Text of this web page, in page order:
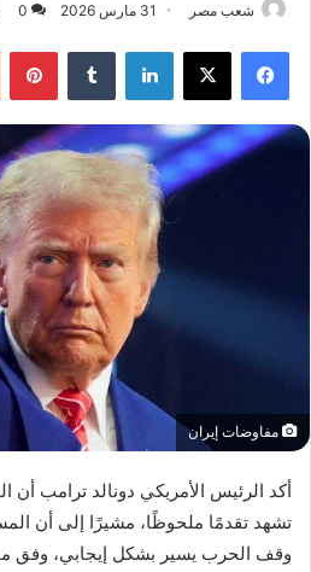
شعب مصر 31 مارس 2026 0
فيسبوك ‫X لينكدإن
مفاوضات إيران
أكد الرئيس الأمريكي دونالد ترامب أن
تشهد تقدمًا ملحوظًا، مشيرًا إلى أن
وقف الحرب يسير بشكل إيجابي، وفق